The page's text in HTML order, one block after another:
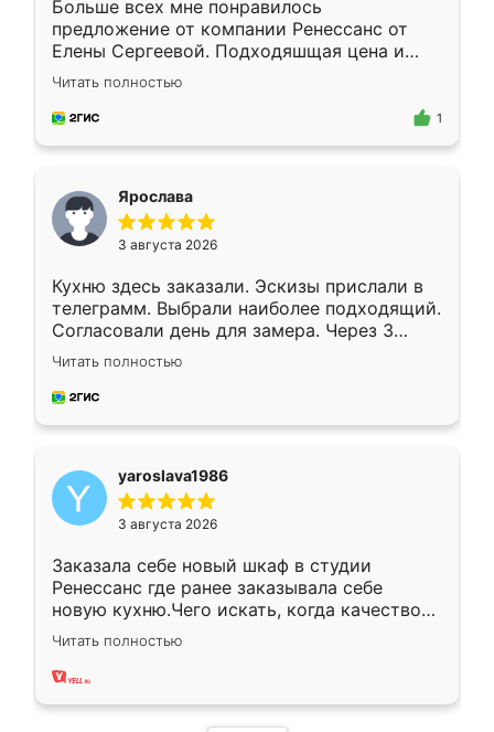
Больше всех мне понравилось
предложение от компании Ренессанс от
Елены Сергеевой. Подходяшщая цена и
короткие сроки изготовления. Приехавший
для замера сотрудник Владислав
предложил по моему эскизу самый
Читать полностью
1
Ярослава
3 августа 2026
Кухню здесь заказали. Эскизы прислали в
телеграмм. Выбрали наиболее подходящий.
Согласовали день для замера. Через 3
недели кухня была уже готова. Остались
довольны работой. Спасибо Ренессанс
мебель за качественную работу!
Читать полностью
yaroslava1986
3 августа 2026
Заказала себе новый шкаф в студии
Ренессанс где ранее заказывала себе
новую кухню.Чего искать, когда качеством
вполне довольна. Служит кухня уже почти
два года, нареканий нет.
Читать полностью